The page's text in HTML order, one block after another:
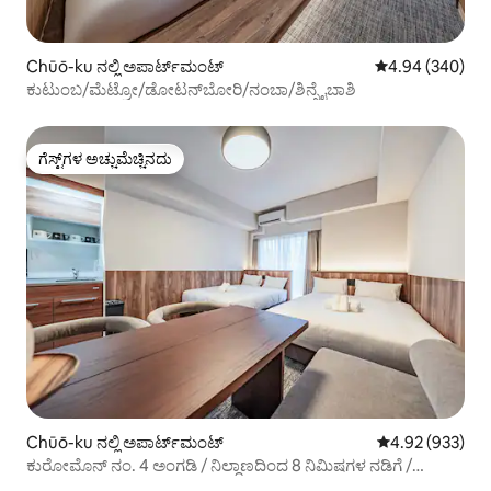
Chūō-ku ನಲ್ಲಿ ಅಪಾರ್ಟ್‌ಮಂಟ್ 5 ರಲ್ಲಿ 4.94
4.94 (340)
ಕುಟುಂಬ/ಮೆಟ್ರೋ/ಡೋಟನ್‌ಬೋರಿ/ನಂಬಾ/ಶಿನ್ಸೈಬಾಶಿ
ಗೆಸ್ಟ್‌ಗಳ ಅಚ್ಚುಮೆಚ್ಚಿನದು
ಗೆಸ್ಟ್‌ಗಳ ಅಚ್ಚುಮೆಚ್ಚಿನದು
Chūō-ku ನಲ್ಲಿ ಅಪಾರ್ಟ್‌ಮಂಟ್ 5 ರಲ್ಲಿ 4.92
4.92 (933)
ಕುರೋಮೊನ್ ನಂ. 4 ಅಂಗಡಿ / ನಿಲ್ದಾಣದಿಂದ 8 ನಿಮಿಷಗಳ ನಡಿಗೆ /